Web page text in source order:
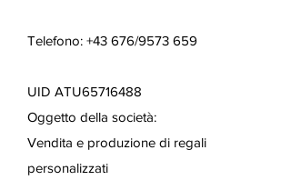
Telefono: +43 676/9573 659
UID ATU65716488
Oggetto della società:
Vendita e produzione di regali
personalizzati